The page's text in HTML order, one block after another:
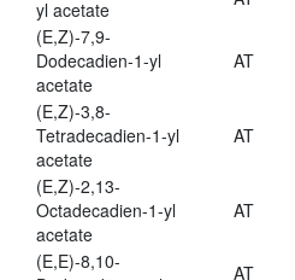
yl acetate
(E,Z)-7,9-
Dodecadien-1-yl
acetate
AT
(E,Z)-3,8-
Tetradecadien-1-yl
acetate
AT
(E,Z)-2,13-
Octadecadien-1-yl
acetate
AT
(E,E)-8,10-
AT